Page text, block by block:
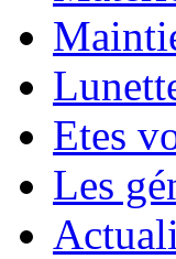
Etes
Les